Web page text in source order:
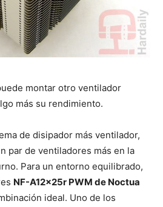
montar otro ventilador
más su rendimiento.
de disipador más ventilador,
par de ventiladores más en la
Para un entorno equilibrado,
NF-A12x25r PWM de Noctua
ideal. Uno de los